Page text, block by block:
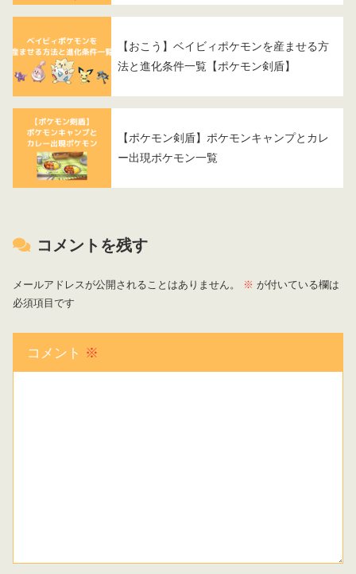
【おこう】ベイビィポケモンを産ませる方
法と進化条件一覧【ポケモン剣盾】
【ポケモン剣盾】ポケモンキャンプとカレ
ー出現ポケモン一覧
コメントを残す
メールアドレスが公開されることはありません。 ※ が付いている欄は
必須項目です
コメント ※